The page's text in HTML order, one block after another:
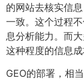
的网站去核实信
一致。这个过程
息分析能力。而
这种程度的信息成
GEO的部署，相